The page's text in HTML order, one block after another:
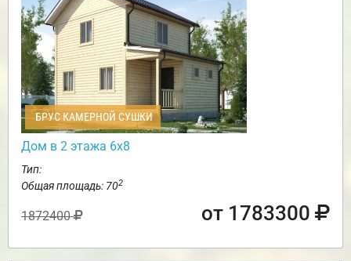
БРУС КАМЕРНОЙ СУШКИ
Дом в 2 этажа 6х8
Тип:
Общая площадь: 702
1872400 от 1783300